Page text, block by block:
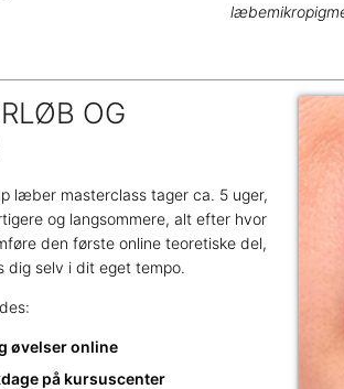
OG
læber masterclass tager ca. 5 uger,
og langsommere, alt efter hvor
den første online teoretiske del,
dig selv i dit eget tempo.
øvelser online
på kursuscenter